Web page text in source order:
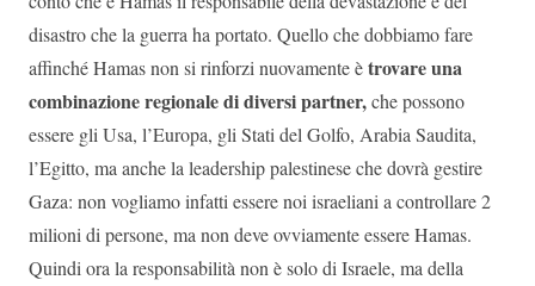
disastro che la guerra ha portato. Quello che dobbiamo fare
affinché Hamas non si rinforzi nuovamente ètrovare una
combinazione regionale di diversi partner,che possono
essere gli Usa, l’Europa, gli Stati del Golfo, Arabia Saudita,
l’Egitto, ma anche la leadership palestinese che dovrà gestire
Gaza: non vogliamo infatti essere noi israeliani a controllare 2
milioni di persone, ma non deve ovviamente essere Hamas.
Quindi ora la responsabilità non è solo di Israele, ma della